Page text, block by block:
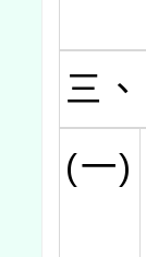
三、
(一)